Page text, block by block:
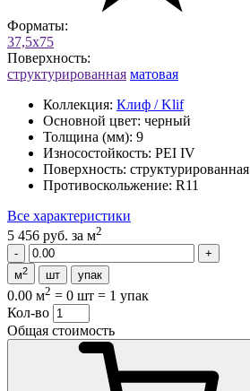
Форматы:
37,5x75
Поверхность:
структурированная матовая
Коллекция: Клиф / Klif
Основной цвет: черный
Толщина (мм): 9
Износостойкость: PEI IV
Поверхность: структурированная
Противоскольжение: R11
Все характеристики
5 456 руб. за м2
м2 шт упак
0.00 м2 = 0 шт = 1 упак
Кол-во
Общая стоимость